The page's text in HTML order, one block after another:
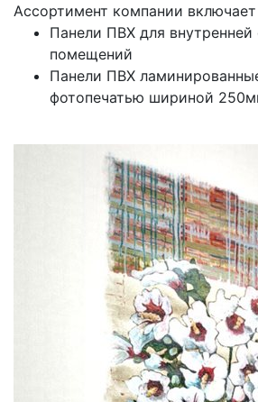
Ассортимент компании включает
Панели ПВХ для внутренней
помещений
Панели ПВХ
фотопечатью шириной